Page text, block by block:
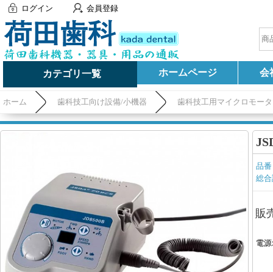
ログイン 会員登録
カテゴリ一覧 ホームページ 会
ホーム 歯科技工向け設備/小機器 歯科技工用マイクロモー
品
総
販
電源: